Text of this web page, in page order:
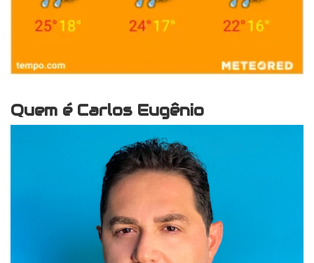
Quem é Carlos Eugênio